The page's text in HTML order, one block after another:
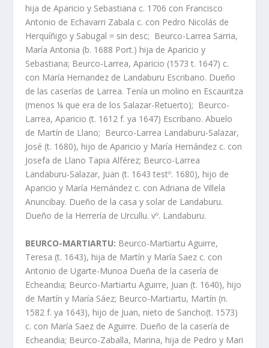
hija de Aparicio y Sebastiana c. 1706 con Francisco
Antonio de Echavarri Zabala c. con Pedro Nicolás de
Herquí­ñigo y Sabugal = sin desc; Beurco-Larrea Sarria,
Marí­a Antonia (b. 1688 Port.) hija de Aparicio y
Sebastiana; Beurco-Larrea, Aparicio (1573 t. 1647) c.
con Marí­a Hernandez de Landaburu Escribano. Dueño
de las caserí­as de Larrea. Tení­a un molino en Escauritza
(menos ¼ que era de los Salazar-Retuerto); Beurco-
Larrea, Aparicio (t. 1612 f. ya 1647) Escribano. Abuelo
de Martí­n de Llano; Beurco-Larrea Landaburu-Salazar,
José (t. 1680), hijo de Aparicio y Marí­a Hernández c. con
Josefa de Llano Tapia Alférez; Beurco-Larrea
Landaburu-Salazar, Juan (t. 1643 testº. 1680), hijo de
Aparicio y Marí­a Hernández c. con Adriana de Villela
Anuncibay. Dueño de la casa y solar de Landaburu.
Dueño de la Herrerí­a de Urcullu. vº. Landaburu.
BEURCO-MARTIARTU: Beurco-Martiartu Aguirre,
Teresa (t. 1643), hija de Martí­n y Marí­a Saez c. con
Antonio de Ugarte-Munoa Dueña de la caserí­a de
Echeandia; Beurco-Martiartu Aguirre, Juan (t. 1640), hijo
de Martí­n y Marí­a Sáez; Beurco-Martiartu, Martí­n (n.
1582 f. ya 1643), hijo de Juan, nieto de Sancho(t. 1573)
c. con Marí­a Saez de Aguirre. Dueño de la caserí­a de
Echeandia; Beurco-Zaballa, Marina, hija de Pedro y Mari